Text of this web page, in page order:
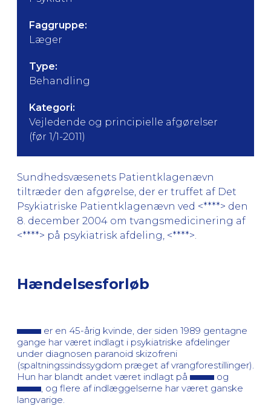
Faggruppe:
Læger
Type:
Behandling
Kategori:
Vejledende og principielle afgørelser
(før 1/1-2011)
Sundhedsvæsenets Patientklagenævn
tiltræder den afgørelse, der er truffet af Det
Psykiatriske Patientklagenævn ved <****> den
8. december 2004 om tvangsmedicinering af
<****> på psykiatrisk afdeling, <****>.
Hændelsesforløb
er en 45-årig kvinde, der siden 1989 gentagne
gange har været indlagt i psykiatriske afdelinger
under diagnosen paranoid skizofreni
(spaltningssindssygdom præget af vrangforestillinger).
Hun har blandt andet været indlagt på
og
, og flere af indlæggelserne har været ganske
langvarige.